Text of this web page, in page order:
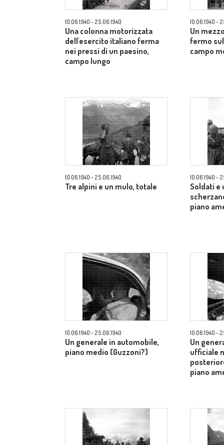
10.06.1940 - 25.06.1940
Una colonna motorizzata
dell'esercito italiano ferma
nei pressi di un paesino,
campo lungo
10.06.1940 -
Un
fermo
campo
10.06.1940 - 25.06.1940
Tre alpini e un mulo, totale
10.06.1940 -
Soldati e
piano
10.06.1940 - 25.06.1940
Un generale in automobile,
piano medio (Guzzoni?)
10.06.1940 -
Un
ufficiale
piano